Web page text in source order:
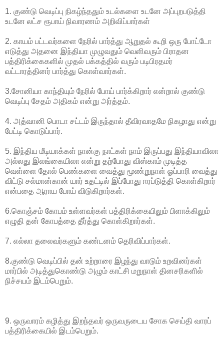
1. குண்டு வெடிப்பு நிகழ்ந்ததும் உடல்களை உடனே அப்புறபடுத்தி
உடனே லட்ச ரூபாய் நிவாரணம் அறிவிப்பார்கள்
2. காயம் பட்டவர்களை நேரில் பார்த்து ஆறுதல் கூறி ஒரு போட்டோ
எடுத்து அதனை இந்தியா முழுவதும் வெளிவரும் பிராதன
பத்திரிக்கைகளில் முதல் பக்கத்தில் வரும் படிபிரதமர்
வட்டாரத்தினர் பார்த்து கொள்வார்கள்.
3.சோனியா காந்தியும் நேரில் போய் பார்க்கிறார் என்றால் குண்டு
வெடிப்பு சேதம் அதிகம் என்று அர்த்தம்.
4. அத்வானி பொடா சட்டம் இருந்தால் தீவிரவாதமே நிகழாது என்று
பேட்டி கொடுப்பார்.
5. இந்திய மீடியாக்கள் நான்கு நாட்கள் நாம் இருப்பது இந்தியாவிலா
அல்லது இலங்கையிலா என்று தற்போது விஸ்காம் முடித்த
வெள்ளை தோல் பெண்களை வைத்து மூண்றுநாள் ஓப்பாரி வைத்து
விட்டு சல்மான்கான் யார் உதட்டில் இப்போது ஈரப்டுத்தி கொள்கிறார்
என்பதை ஆராய போய் விடுகிறார்கள்.
6.கொஞ்சம் கோபம் உள்ளவர்கள் பத்திரிக்கையிலும் பிளாக்கிலும்
எழுதி தன் கோபத்தை தீர்த்து கொள்கிறார்கள்.
7. எல்லா தலைவர்களும் கண்டனம் தெரிவிப்பார்கள்.
8.குண்டு வெடிப்பில் தன் உற்றாரை இழந்து வாடும் உறவினர்கள்
மார்பில் அடித்துகொண்டு அழும் காட்சி மறுநாள் தினசரிகளில்
நிச்சயம் இடம்பெறும்.
9. ஒருவாரம் கழித்து இறந்தவர் ஒருவருடைய சோக செய்தி வாரப்
பத்திரிக்கையில் இடம்பெறும்.